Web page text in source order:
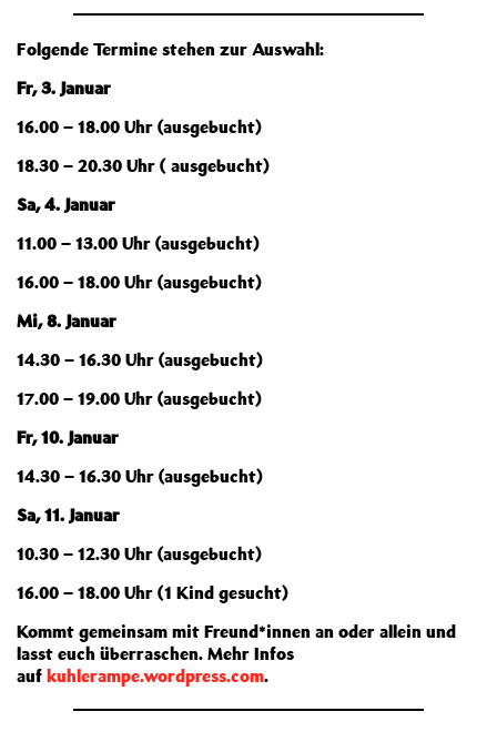
Folgende Termine stehen zur Auswahl:
Fr, 3. Januar
16.00 – 18.00 Uhr (ausgebucht)
18.30 – 20.30 Uhr ( ausgebucht)
Sa, 4. Januar
11.00 – 13.00 Uhr (ausgebucht)
16.00 – 18.00 Uhr (ausgebucht)
Mi, 8. Januar
14.30 – 16.30 Uhr (ausgebucht)
17.00 – 19.00 Uhr (ausgebucht)
Fr, 10. Januar
14.30 – 16.30 Uhr (ausgebucht)
Sa, 11. Januar
10.30 – 12.30 Uhr (ausgebucht)
16.00 – 18.00 Uhr (1 Kind gesucht)
Kommt gemeinsam mit Freund*innen an oder allein und
lasst euch überraschen. Mehr Infos
auf kuhlerampe.wordpress.com.